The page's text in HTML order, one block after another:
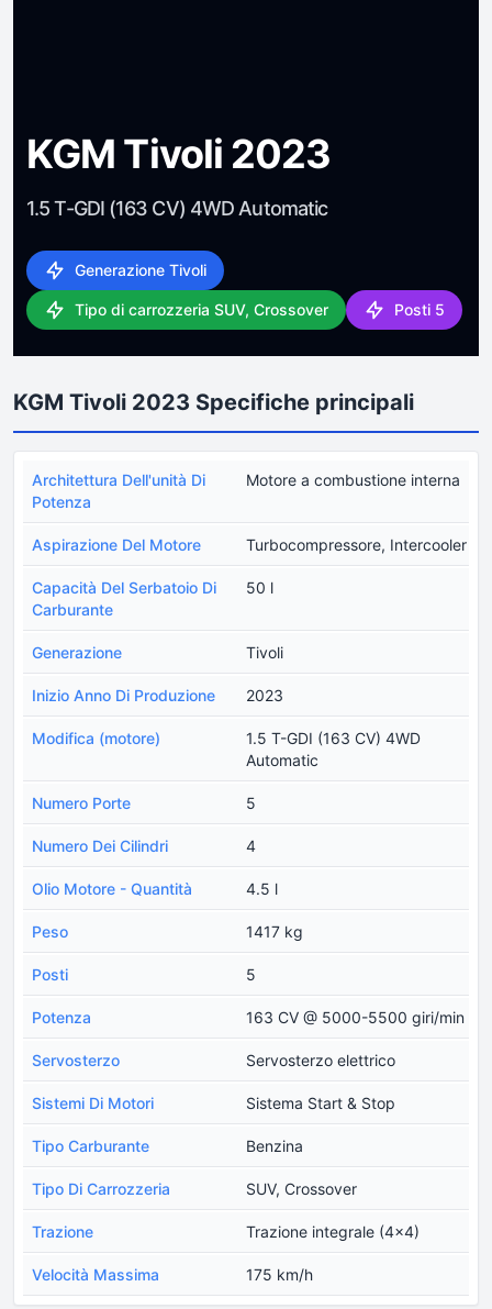
KGM Tivoli 2023
1.5 T-GDI (163 CV) 4WD Automatic
Generazione Tivoli
Tipo di carrozzeria SUV, Crossover Posti 5
KGM Tivoli 2023 Specifiche principali
Architettura Dell'unità Di
Potenza
Motore a combustione interna
Aspirazione Del Motore Turbocompressore, Intercooler
Capacità Del Serbatoio Di
Carburante
50 l
Generazione Tivoli
Inizio Anno Di Produzione 2023
Modifica (motore)
1.5 T-GDI (163 CV) 4WD
Automatic
Numero Porte 5
Numero Dei Cilindri 4
Olio Motore - Quantità 4.5 l
Peso 1417 kg
Posti 5
Potenza 163 CV @ 5000-5500 giri/min
Servosterzo Servosterzo elettrico
Sistemi Di Motori Sistema Start & Stop
Tipo Carburante Benzina
Tipo Di Carrozzeria SUV, Crossover
Trazione Trazione integrale (4x4)
Velocità Massima 175 km/h